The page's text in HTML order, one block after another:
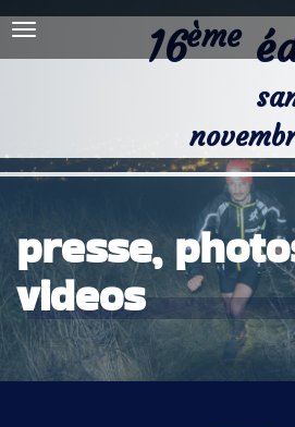
NOS
16ème
presse,
videos